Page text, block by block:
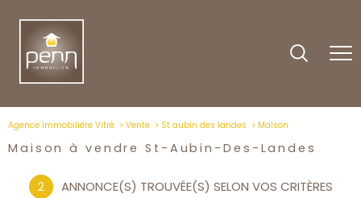
Agence immobilière Vitré Vente St aubin des landes Maison
Maison à vendre St-Aubin-Des-Landes
2 ANNONCE(S) TROUVÉE(S) SELON VOS CRITÈRES